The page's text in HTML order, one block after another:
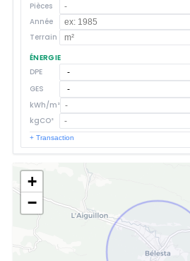
Pièces
Année
Terrain
ÉNERGIE
DPE
GES
kWh/m²
kgCO²
+ Transaction
+
−